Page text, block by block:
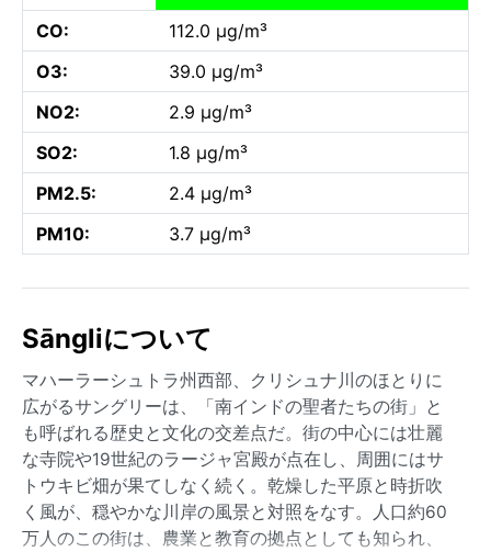
CO:
112.0 µg/m³
O3:
39.0 µg/m³
NO2:
2.9 µg/m³
SO2:
1.8 µg/m³
PM2.5:
2.4 µg/m³
PM10:
3.7 µg/m³
Sāngliについて
マハーラーシュトラ州西部、クリシュナ川のほとりに
広がるサングリーは、「南インドの聖者たちの街」と
も呼ばれる歴史と文化の交差点だ。街の中心には壮麗
な寺院や19世紀のラージャ宮殿が点在し、周囲にはサ
トウキビ畑が果てしなく続く。乾燥した平原と時折吹
く風が、穏やかな川岸の風景と対照をなす。人口約60
万人のこの街は、農業と教育の拠点としても知られ、